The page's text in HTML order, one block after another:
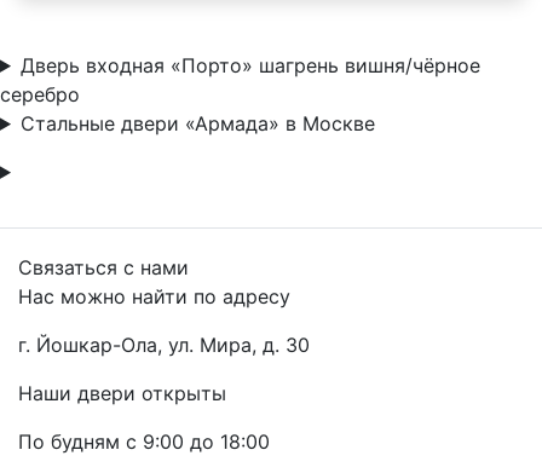
Дверь входная «Порто» шагрень вишня/чёрное
серебро
Стальные двери «Армада» в Москве
Связаться с нами
Нас можно найти по адресу
г. Йошкар-Ола, ул. Мира, д. 30
Наши двери открыты
По будням с 9:00 до 18:00